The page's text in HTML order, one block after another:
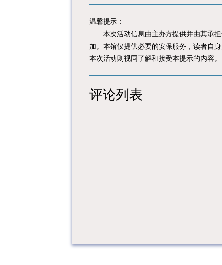
温馨提示：
本次活动信息由主办方提供并由其承担
加。本馆仅提供必要的安保服务，读者自
本次活动则视同了解和接受本提示的内容。
评论列表